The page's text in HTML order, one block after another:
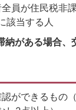
員が住民税非
該当する人
がある場合、
ができるもの